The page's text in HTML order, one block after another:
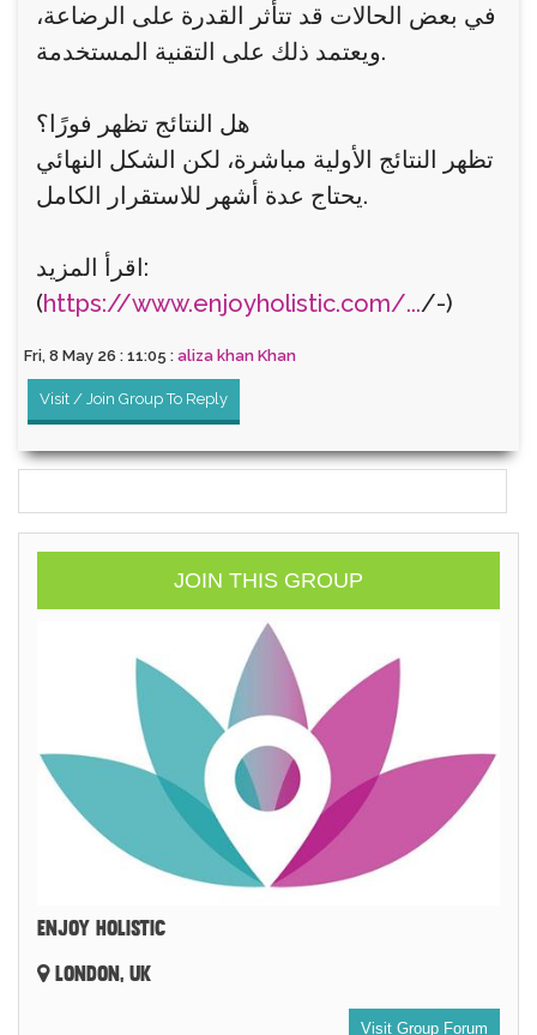
في بعض الحالات قد تتأثر القدرة على الرضاعة،
ويعتمد ذلك على التقنية المستخدمة.
هل النتائج تظهر فورًا؟
تظهر النتائج الأولية مباشرة، لكن الشكل النهائي
يحتاج عدة أشهر للاستقرار الكامل.
اقرأ المزيد:
(https://www.enjoyholistic.com/.../-)
Fri, 8 May 26 : 11:05 : aliza khan Khan
Visit / Join Group To Reply
JOIN THIS GROUP
ENJOY HOLISTIC
LONDON, UK
Visit Group Forum